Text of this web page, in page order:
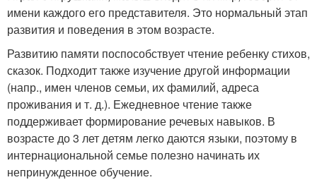
имени каждого его представителя. Это нормальный этап
развития и поведения в этом возрасте.
Развитию памяти поспособствует чтение ребенку стихов,
сказок. Подходит также изучение другой информации
(напр., имен членов семьи, их фамилий, адреса
проживания и т. д.). Ежедневное чтение также
поддерживает формирование речевых навыков. В
возрасте до 3 лет детям легко даются языки, поэтому в
интернациональной семье полезно начинать их
непринужденное обучение.